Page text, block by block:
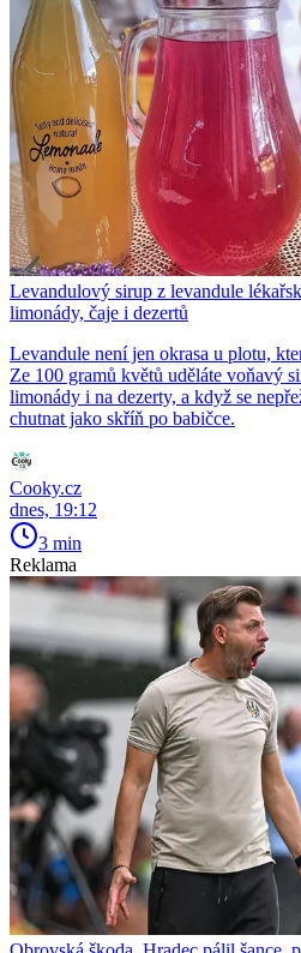
Levandulový sirup z levandule
limonády, čaje i dezertů
Levandule není jen okrasa u plotu,
Ze 100 gramů květů uděláte voňavý
limonády i na dezerty, a když se
chutnat jako skříň po babičce.
Cooky.cz
dnes, 19:12
3 min
Reklama